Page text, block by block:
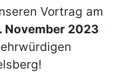
Vortrag am
November 2023